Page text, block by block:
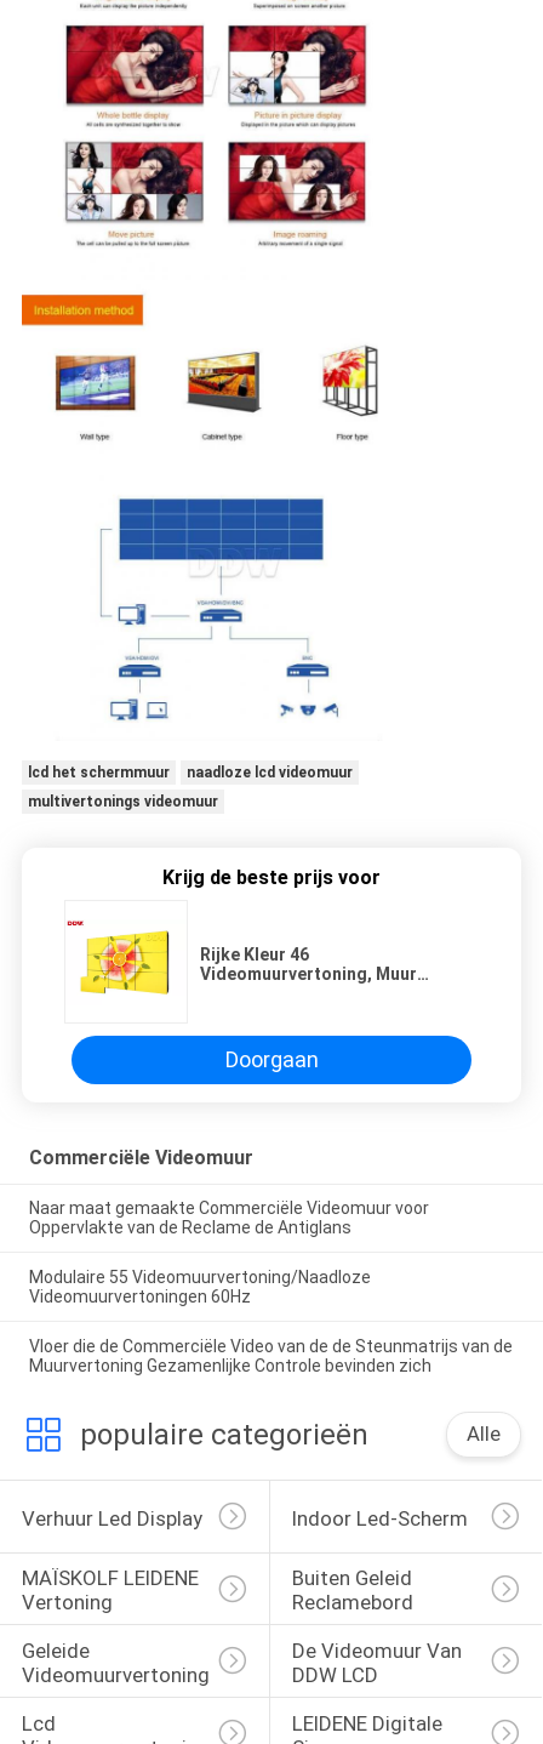
lcd het schermmuur
naadloze lcd videomuur
multivertonings videomuur
Krijg de beste prijs voor
Rijke Kleur 46
Videomuurvertoning, Muur
Doorgaan
Commerciële Videomuur
Naar maat gemaakte Commerciële Videomuur voor
Oppervlakte van de Reclame de Antiglans
Modulaire 55 Videomuurvertoning/Naadloze
Videomuurvertoningen 60Hz
Vloer die de Commerciële Video van de de Steunmatrijs van de
Muurvertoning Gezamenlijke Controle bevinden zich
populaire categorieën Alle
Verhuur Led Display Indoor Led-Scherm
MAÏSKOLF LEIDENE
Vertoning
Buiten Geleid
Reclamebord
Geleide
Videomuurvertoning
De Videomuur Van
DDW LCD
Lcd
LEIDENE Digitale